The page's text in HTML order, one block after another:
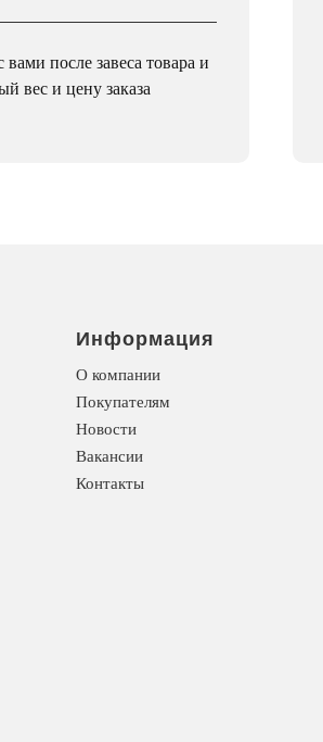
после завеса товара и
вес и цену заказа
Информация
О компании
Покупателям
Новости
Вакансии
Контакты